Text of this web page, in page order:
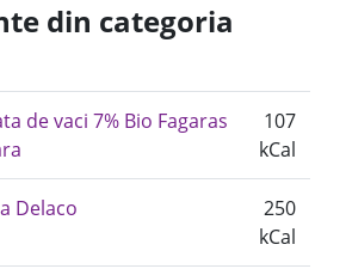
din categoria
de vaci 7% Bio Fagaras
107
kCal
Delaco
250
kCal